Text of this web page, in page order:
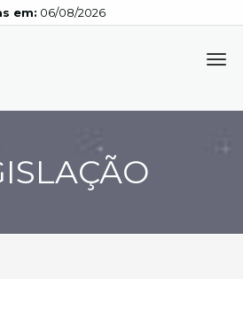
em: 06/08/2026